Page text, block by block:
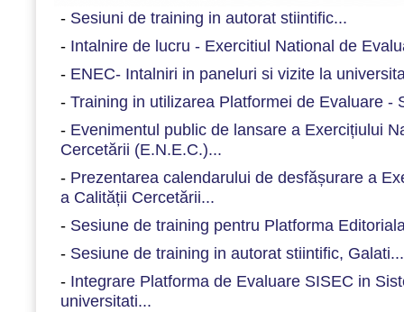
- Sesiuni de training in autorat stiintific...
- Intalnire de lucru - Exercitiul National de
- ENEC- Intalniri in paneluri si vizite la
- Training in utilizarea Platformei de Evaluare -
- Evenimentul public de lansare a Exercițiului
Cercetării (E.N.E.C.)...
- Prezentarea calendarului de desfășurare a
a Calității Cercetării...
- Sesiune de training pentru Platforma
- Sesiune de training in autorat stiintific, Galati...
- Integrare Platforma de Evaluare SISEC in
universitati...